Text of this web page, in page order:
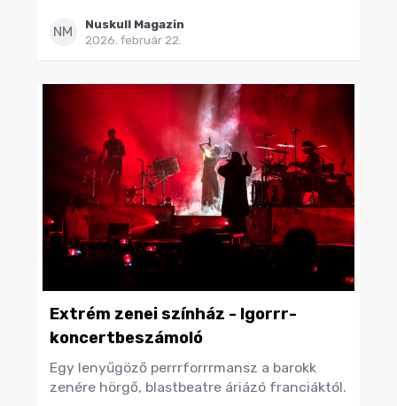
NM
Nuskull Magazin
2026. február 22.
Extrém zenei színház - Igorrr-
koncertbeszámoló
Egy lenyűgöző perrrforrrmansz a barokk
zenére hörgő, blastbeatre áriázó franciáktól.